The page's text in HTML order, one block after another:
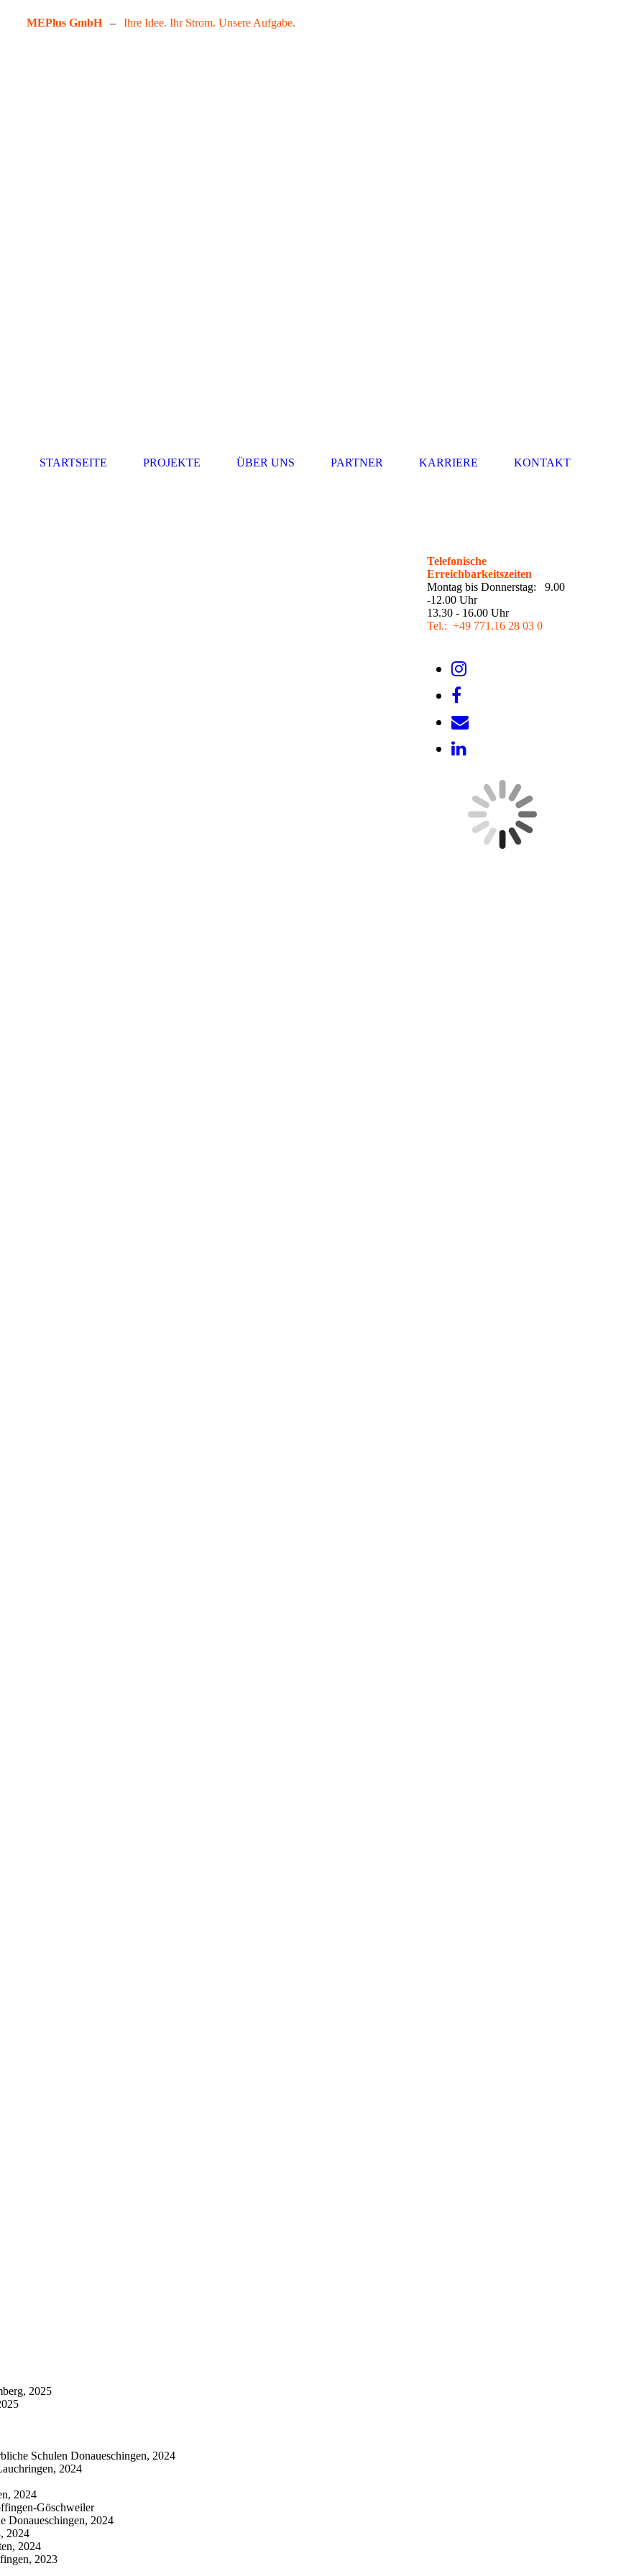
MEPlus GmbH – Ihre Idee. Ihr Strom. Unsere Aufgabe.
STARTSEITE PROJEKTE ÜBER UNS PARTNER KARRIERE KONTAKT
2025
Schulen Donaueschingen, 2024
2024
2024
Göschweiler
Donaueschingen, 2024
2024
2024
2023
Telefonische
Erreichbarkeitszeiten
Montag bis Donnerstag: 9.00
-12.00 Uhr
13.30 - 16.00 Uhr
Tel.: +49 771.16 28 03 0